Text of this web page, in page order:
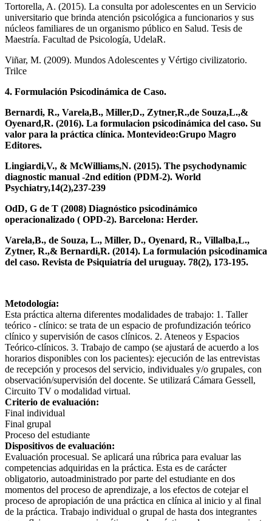
Tortorella, A. (2015). La consulta por adolescentes en un Servicio
universitario que brinda atención psicológica a funcionarios y sus
núcleos familiares de un organismo público en Salud. Tesis de
Maestría. Facultad de Psicología, UdelaR.
Viñar, M. (2009). Mundos Adolescentes y Vértigo civilizatorio.
Trilce
4. Formulación Psicodinámica de Caso.
Bernardi, R., Varela,B., Miller,D., Zytner,R.,de Souza,L.,&
Oyenard,R. (2016). La formulacion psicodinámica del caso. Su
valor para la práctica clínica. Montevideo:Grupo Magro
Editores.
Lingiardi,V., & McWilliams,N. (2015). The psychodynamic
diagnostic manual -2nd edition (PDM-2). World
Psychiatry,14(2),237-239
OdD, G de T (2008) Diagnóstico psicodinámico
operacionalizado ( OPD-2). Barcelona: Herder.
Varela,B., de Souza, L., Miller, D., Oyenard, R., Villalba,L.,
Zytner, R.,& Bernardi,R. (2014). La formulación psicodinamica
del caso. Revista de Psiquiatría del uruguay. 78(2), 173-195.
Metodología:
Esta práctica alterna diferentes modalidades de trabajo: 1. Taller
teórico - clínico: se trata de un espacio de profundización teórico
clínico y supervisión de casos clínicos. 2. Ateneos y Espacios
Teórico-clínicos. 3. Trabajo de campo (se ajustará de acuerdo a los
horarios disponibles con los pacientes): ejecución de las entrevistas
de recepción y procesos del servicio, individuales y/o grupales, con
observación/supervisión del docente. Se utilizará Cámara Gessell,
Circuito TV o modalidad virtual.
Criterio de evaluación:
Final individual
Final grupal
Proceso del estudiante
Dispositivos de evaluación:
Evaluación procesual. Se aplicará una rúbrica para evaluar las
competencias adquiridas en la práctica. Esta es de carácter
obligatorio, autoadministrado por parte del estudiante en dos
momentos del proceso de aprendizaje, a los efectos de cotejar el
proceso de apropiación de una práctica en clínica al inicio y al final
de la práctica. Trabajo individual o grupal de hasta dos integrantes